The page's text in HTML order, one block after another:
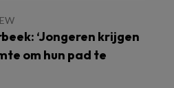
‘Jongeren krijgen
om hun pad te